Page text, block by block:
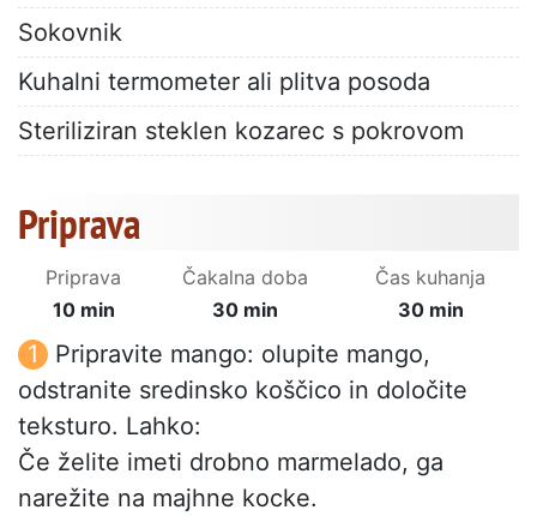
Sokovnik
Kuhalni termometer ali plitva posoda
Steriliziran steklen kozarec s pokrovom
Priprava
Priprava
10 min
Čakalna doba
30 min
Čas kuhanja
30 min
Pripravite mango: olupite mango,
odstranite sredinsko koščico in določite
teksturo. Lahko:
Če želite imeti drobno marmelado, ga
narežite na majhne kocke.